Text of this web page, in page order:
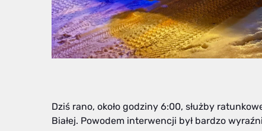
Dziś rano, około godziny 6:00, służby
Białej. Powodem interwencji był bardzo